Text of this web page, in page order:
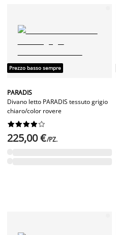
Prezzo basso sempre
PARADIS
Divano letto PARADIS tessuto grigio
chiaro/color rovere






225,00 €/PZ.